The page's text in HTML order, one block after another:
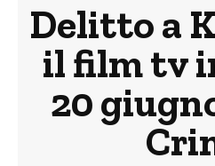
Delitto a
il film tv
20